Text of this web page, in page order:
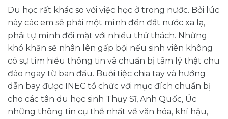
Du học rất khác so với việc học ở trong nước. Bởi lúc
này các em sẽ phải một mình đến đất nước xa lạ,
phải tự mình đối mặt với nhiều thử thách. Những
khó khăn sẽ nhân lên gấp bội nếu sinh viên không
có sự tìm hiểu thông tin và chuẩn bị tâm lý thật chu
đáo ngay từ ban đầu. Buổi tiệc chia tay và hướng
dẫn bay được INEC tổ chức với mục đích chuẩn bị
cho các tân du học sinh Thụy Sĩ, Anh Quốc, Úc
những thông tin cụ thể nhất về văn hóa, khí hậu,